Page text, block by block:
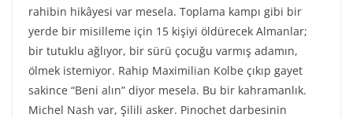
rahibin hikâyesi var mesela. Toplama kampı gibi bir
yerde bir misilleme için 15 kişiyi öldürecek Almanlar;
bir tutuklu ağlıyor, bir sürü çocuğu varmış adamın,
ölmek istemiyor. Rahip Maximilian Kolbe çıkıp gayet
sakince “Beni alın” diyor mesela. Bu bir kahramanlık.
Michel Nash var, Şilili asker. Pinochet darbesinin